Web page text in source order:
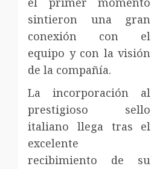
sintieron una gran
conexión con el
equipo y con la visión
de la compañía.
La incorporación al
prestigioso sello
italiano llega tras el
excelente
recibimiento de su